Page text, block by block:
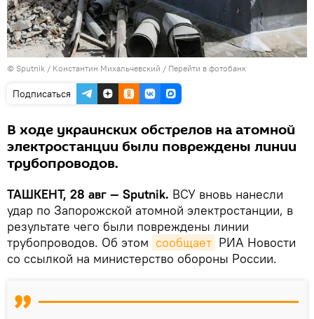
© Sputnik / Константин Михальчевский / Перейти в фотобанк
Подписаться
В ходе украинских обстрелов на атомной
электростанции были повреждены линии
трубопроводов.
ТАШКЕНТ, 28 авг — Sputnik. ВСУ вновь нанесли
удар по Запорожской атомной электростанции, в
результате чего были повреждены линии
трубопроводов. Об этом сообщает РИА Новости
со ссылкой на министерство обороны России.